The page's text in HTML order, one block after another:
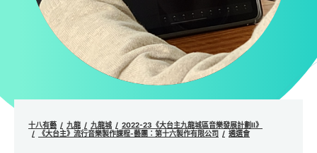
十八有藝 九龍 九龍城
2022-23《大台主九龍城區音樂發展計劃II》
《大台主》流行音樂製作課程-藝團：第十六製作有限公司
遴選會